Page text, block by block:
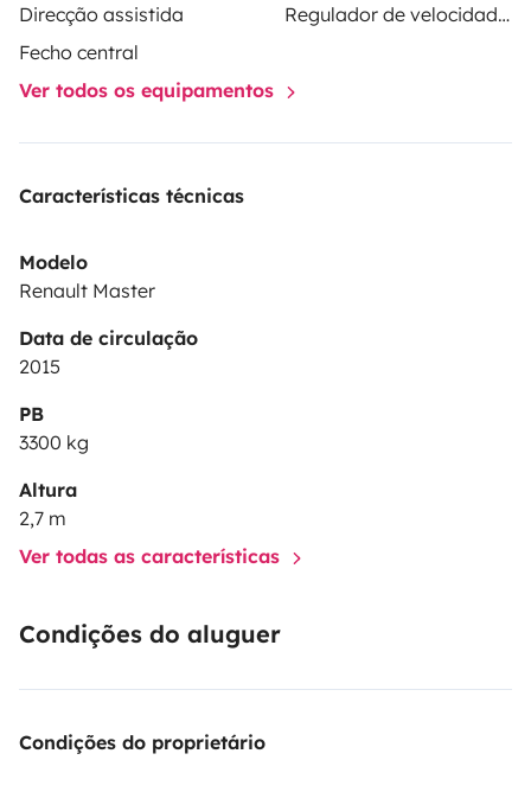
Direcção assistida
Regulador de velocidade / Cruise Control
Fecho central
Ver todos os equipamentos
Características técnicas
Modelo
Renault Master
Data de circulação
2015
PB
3300 kg
Altura
2,7 m
Ver todas as características
Condições do aluguer
Condições do proprietário